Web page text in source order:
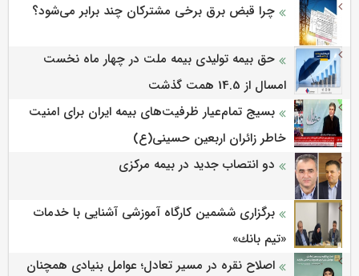
چرا قبض برق برخی مشترکان چند برابر می‌شود؟
حق بیمه تولیدی بیمه ملت در چهار ماه نخست
امسال از 14.5 همت گذشت
بسیج تمام‌عیار ظرفیت‌های بیمه ایران برای امنیت
خاطر زائران اربعین حسینی(ع)
دو انتصاب جدید در بیمه مرکزی
برگزاری ششمین كارگاه آموزشی آشنایی با خدمات
«تیم بانك»
اصلاح نقره در مسیر تعادل؛ عوامل بنیادی همچنان